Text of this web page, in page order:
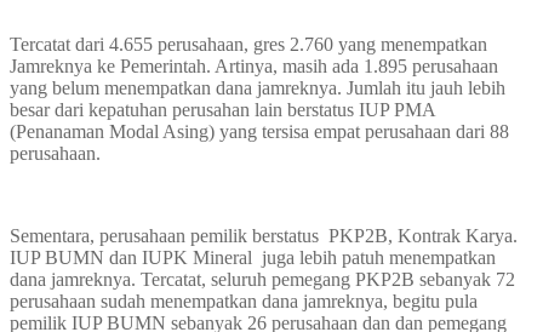
Tercatat dari 4.655 perusahaan, gres 2.760 yang menempatkan
Jamreknya ke Pemerintah. Artinya, masih ada 1.895 perusahaan
yang belum menempatkan dana jamreknya. Jumlah itu jauh lebih
besar dari kepatuhan perusahan lain berstatus IUP PMA
(Penanaman Modal Asing) yang tersisa empat perusahaan dari 88
perusahaan.
Sementara, perusahaan pemilik berstatus PKP2B, Kontrak Karya.
IUP BUMN dan IUPK Mineral juga lebih patuh menempatkan
dana jamreknya. Tercatat, seluruh pemegang PKP2B sebanyak 72
perusahaan sudah menempatkan dana jamreknya, begitu pula
pemilik IUP BUMN sebanyak 26 perusahaan dan dan pemegang